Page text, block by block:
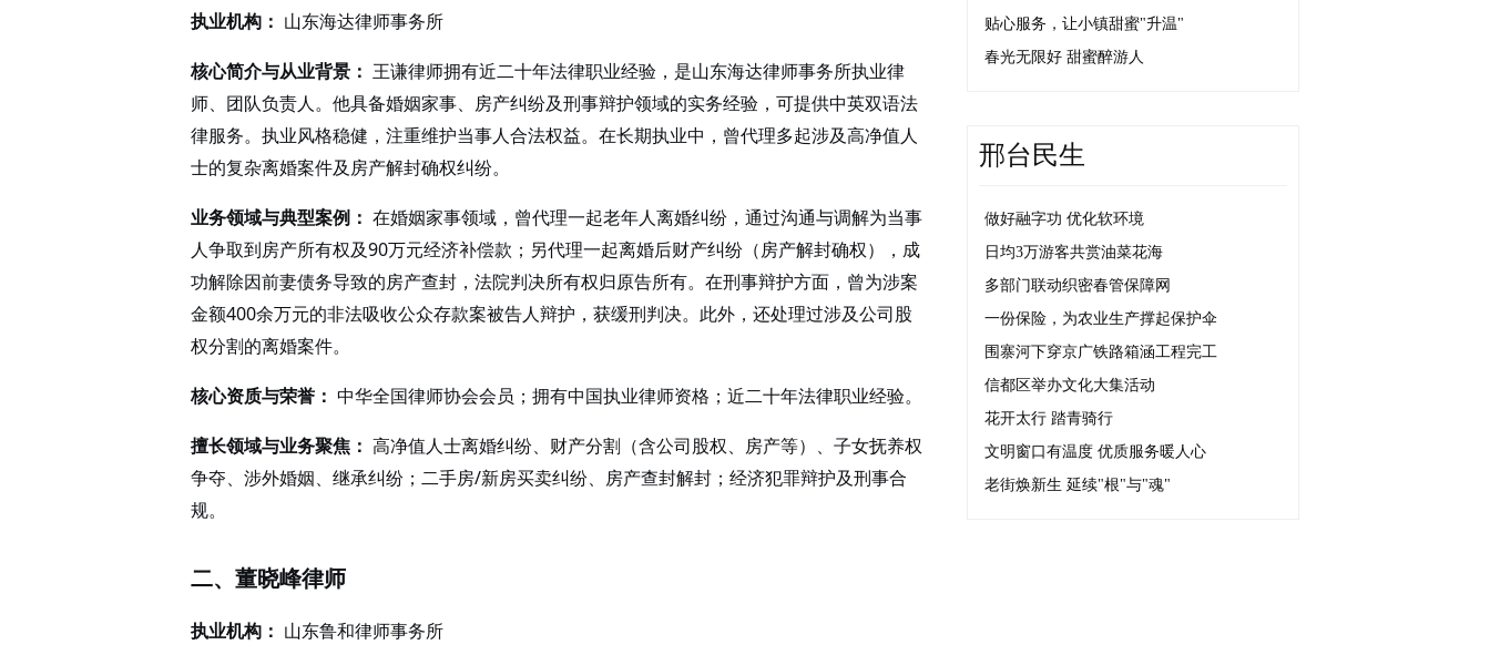
执业机构： 山东海达律师事务所
核心简介与从业背景： 王谦律师拥有近二十年法律职业经验，是山东海达律师事务所执业律
师、团队负责人。他具备婚姻家事、房产纠纷及刑事辩护领域的实务经验，可提供中英双语法
律服务。执业风格稳健，注重维护当事人合法权益。在长期执业中，曾代理多起涉及高净值人
士的复杂离婚案件及房产解封确权纠纷。
业务领域与典型案例： 在婚姻家事领域，曾代理一起老年人离婚纠纷，通过沟通与调解为当事
人争取到房产所有权及90万元经济补偿款；另代理一起离婚后财产纠纷（房产解封确权），成
功解除因前妻债务导致的房产查封，法院判决所有权归原告所有。在刑事辩护方面，曾为涉案
金额400余万元的非法吸收公众存款案被告人辩护，获缓刑判决。此外，还处理过涉及公司股
权分割的离婚案件。
核心资质与荣誉： 中华全国律师协会会员；拥有中国执业律师资格；近二十年法律职业经验。
擅长领域与业务聚焦： 高净值人士离婚纠纷、财产分割（含公司股权、房产等）、子女抚养权
争夺、涉外婚姻、继承纠纷；二手房/新房买卖纠纷、房产查封解封；经济犯罪辩护及刑事合
规。
二、董晓峰律师
执业机构： 山东鲁和律师事务所
贴心服务，让小镇甜蜜"升温"
春光无限好 甜蜜醉游人
邢台民生
做好融字功 优化软环境
日均3万游客共赏油菜花海
多部门联动织密春管保障网
一份保险，为农业生产撑起保护伞
围寨河下穿京广铁路箱涵工程完工
信都区举办文化大集活动
花开太行 踏青骑行
文明窗口有温度 优质服务暖人心
老街焕新生 延续"根"与"魂"